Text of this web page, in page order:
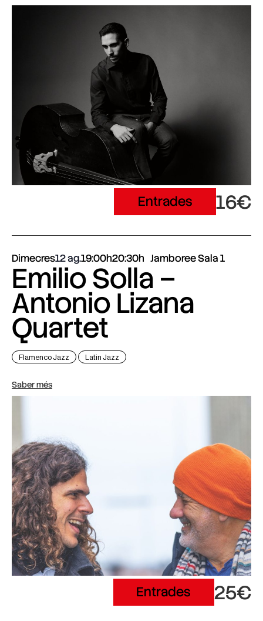
Entrades 16€
Dimecres12 ag.19:00h20:30h Jamboree Sala 1
Emilio Solla –
Antonio Lizana
Quartet
Flamenco Jazz Latin Jazz
Saber més
Entrades 25€